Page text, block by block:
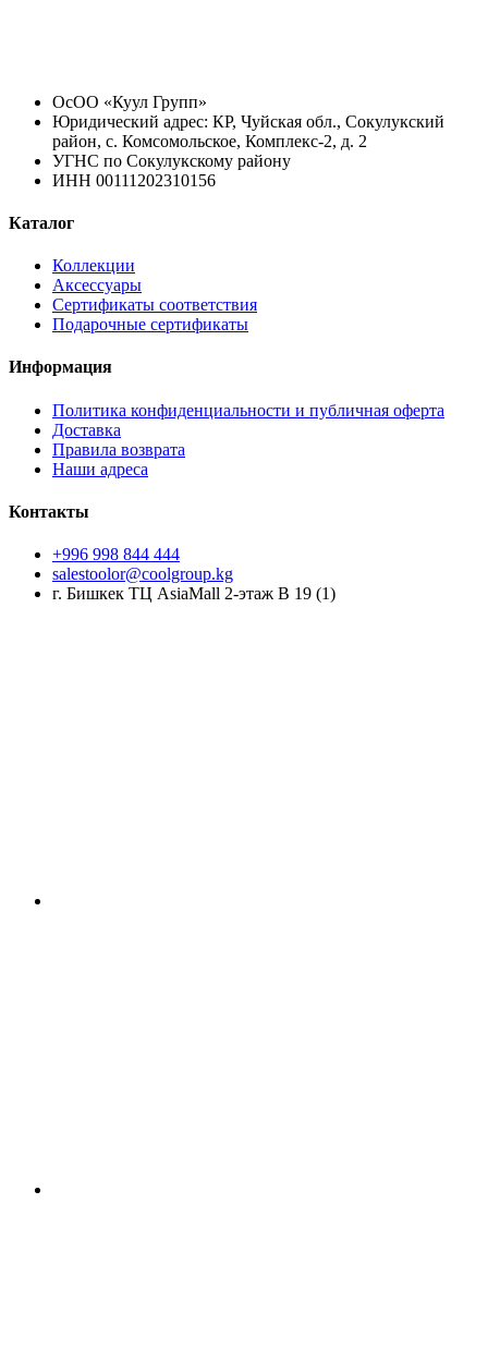
ОсОО «Куул Групп»
Юридический адрес: КР, Чуйская обл., Сокулукский
район, с. Комсомольское, Комплекс-2, д. 2
УГНС по Сокулукскому району
ИНН 00111202310156
Каталог
Коллекции
Аксессуары
Сертификаты соответствия
Подарочные сертификаты
Информация
Политика конфиденциальности и публичная оферта
Доставка
Правила возврата
Наши адреса
Контакты
+996 998 844 444
salestoolor@coolgroup.kg
г. Бишкек ТЦ AsiaMall 2-этаж В 19 (1)